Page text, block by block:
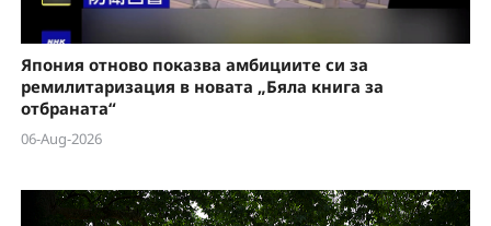
Япония отново показва амбициите си за
ремилитаризация в новата „Бяла книга за
отбраната“
06-Aug-2026